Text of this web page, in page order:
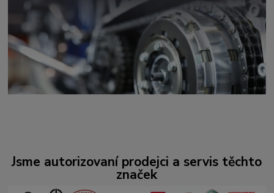
Jsme autorizovaní prodejci a servis těchto
značek